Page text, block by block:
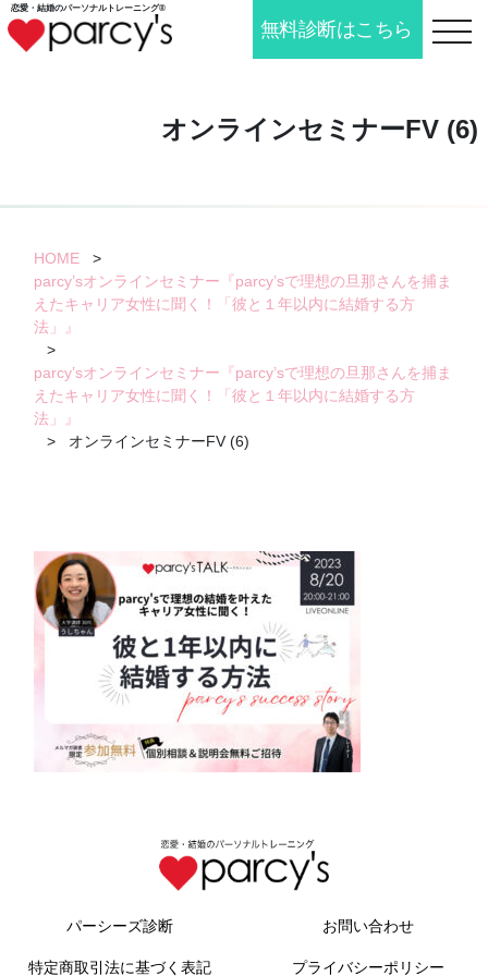
恋愛・結婚のパーソナルトレーニング®
toggle
無料診断はこちら
オンラインセミナーFV (6)
HOME
>
parcy’sオンラインセミナー『parcy’sで理想の旦那さんを捕ま
えたキャリア女性に聞く！「彼と１年以内に結婚する方
法」』
>
parcy’sオンラインセミナー『parcy’sで理想の旦那さんを捕ま
えたキャリア女性に聞く！「彼と１年以内に結婚する方
法」』
>
オンラインセミナーFV (6)
パーシーズ診断 お問い合わせ
特定商取引法に基づく表記 プライバシーポリシー